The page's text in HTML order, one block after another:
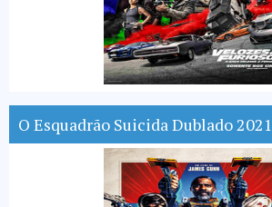
O Esquadrão Suicida Dublado 2021